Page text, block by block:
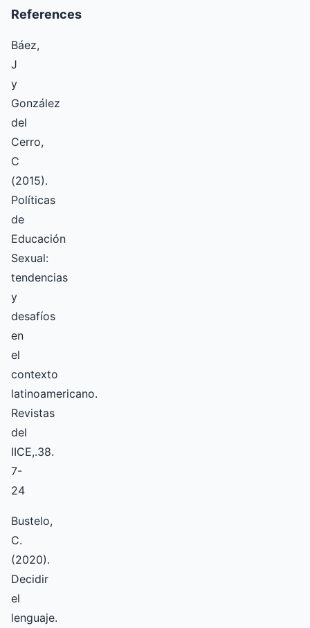
References
Báez,
J
y
González
del
Cerro,
C
(2015).
Políticas
de
Educación
Sexual:
tendencias
y
desafíos
en
el
contexto
latinoamericano.
Revistas
del
IICE,.38.
7-
24
Bustelo,
C.
(2020).
Decidir
el
lenguaje.